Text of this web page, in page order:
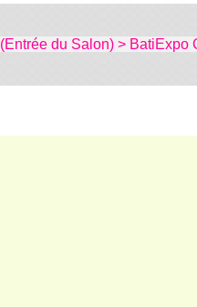
(Entrée du Salon) > BatiExpo